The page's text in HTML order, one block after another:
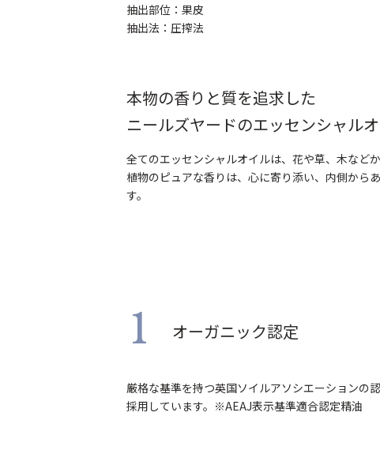
抽出部位：果皮
抽出法：圧搾法
本物の香りと質を追求した
ニールズヤードのエッセンシャル
全てのエッセンシャルオイルは、花や草、木など
植物のピュアな香りは、心に寄り添い、内側から
す。
1 オーガニック認定
厳格な基準を持つ英国ソイルアソシエーションの
採用しています。※AEAJ表示基準適合認定精油